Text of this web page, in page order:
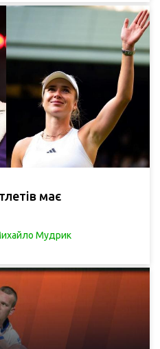
має
Мудрик